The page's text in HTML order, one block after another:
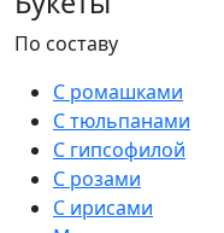
По составу
С ромашками
С тюльпанами
С гипсофилой
С розами
С ирисами